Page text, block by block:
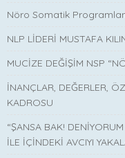
Nöro Somatik
NLP LİDERİ MUSTAFA
MUCİZE DEĞİŞİM NSP
İNANÇLAR, DEĞERLER,
KADROSU
“ŞANSA BAK!
İLE İÇİNDEKİ AVCIYI